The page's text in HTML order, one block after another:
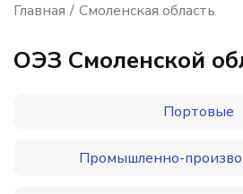
Главная Смоленская область
ОЭЗ Смоленской
Портовые
Промышленно-